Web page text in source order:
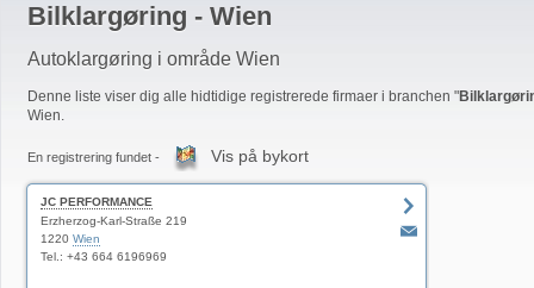
Bilklargøring - Wien
Autoklargøring i område Wien
Denne liste viser dig alle hidtidige registrerede firmaer i branchen "
Wien.
En registrering fundet - Vis på bykort
JC PERFORMANCE
Erzherzog-Karl-Straße 219
1220 Wien
Tel.: +43 664 6196969